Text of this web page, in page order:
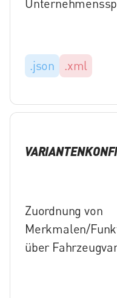
.json .xml
Zuordnung von
Merkmalen/
über